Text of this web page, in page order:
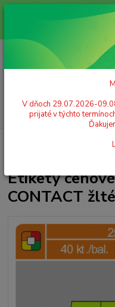
Milí zákazníci! V dňoch
Objednávky prijaté v týchto
Ďakujeme
+421 908 755 958
Po. - Pia. od 9:00 hod. - 16:00 hod.
Etikety
CONTACT žlté
V dňoch 29.07.2026-
prijaté v týchto